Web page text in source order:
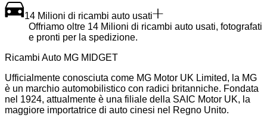
14 Milioni di ricambi auto usati
Offriamo oltre 14 Milioni di ricambi auto usati, fotografati
e pronti per la spedizione.
Ricambi Auto MG MIDGET
Ufficialmente conosciuta come MG Motor UK Limited, la MG
è un marchio automobilistico con radici britanniche. Fondata
nel 1924, attualmente è una filiale della SAIC Motor UK, la
maggiore importatrice di auto cinesi nel Regno Unito.